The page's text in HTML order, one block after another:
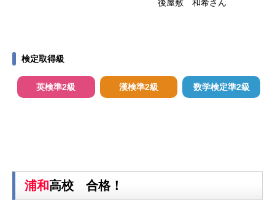
後屋敷 和希さん
検定取得級
英検準2級 漢検準2級 数学検定準2級
浦和高校 合格！